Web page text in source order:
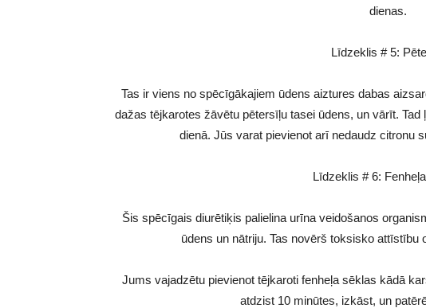
dienas.
Līdzeklis # 5:
Tas ir viens no spēcīgākajiem ūdens aiztures dabas
dažas tējkarotes žāvētu pētersīļu tasei ūdens, un vārīt.
dienā. Jūs varat pievienot arī nedaudz citronu
Līdzeklis # 6:
Šis spēcīgais diurētiķis palielina urīna veidošanos
ūdens un nātriju. Tas novērš toksisko attīstību
Jums vajadzētu pievienot tējkaroti fenheļa sēklas kādā
atdzist 10 minūtes, izkāst, un